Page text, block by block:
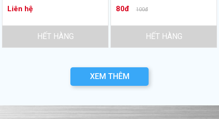
Liên hệ
HẾT HÀNG
80đ 100đ
HẾT HÀNG
XEM THÊM